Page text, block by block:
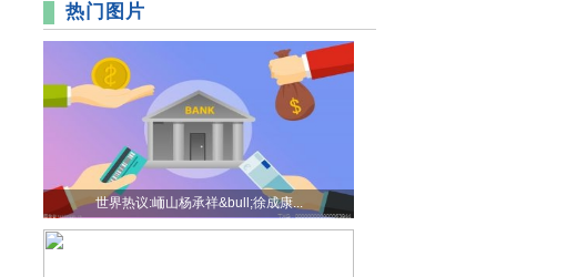
热门图片
世界热议:峏山杨承祥&bull;徐成康...